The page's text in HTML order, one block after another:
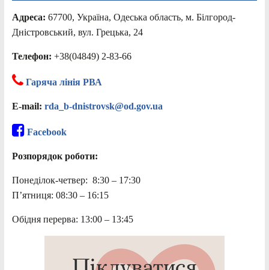
Адреса: 67700, Україна, Одеська область, м. Білгород-
Дністровський, вул. Грецька, 24
Телефон: +38(04849) 2-83-66
Гаряча лінія РВА
E-mail: rda_b-dnistrovsk@od.gov.ua
Facebook
Розпорядок роботи:
Понеділок-четвер: 8:30 – 17:30
П’ятниця: 08:30 – 16:15
Обідня перерва: 13:00 – 13:45